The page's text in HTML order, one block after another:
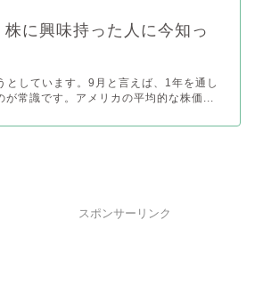
に興味持った人に今知っ
しています。9月と言えば、1年を通し
が常識です。アメリカの平均的な株価...
スポンサーリンク